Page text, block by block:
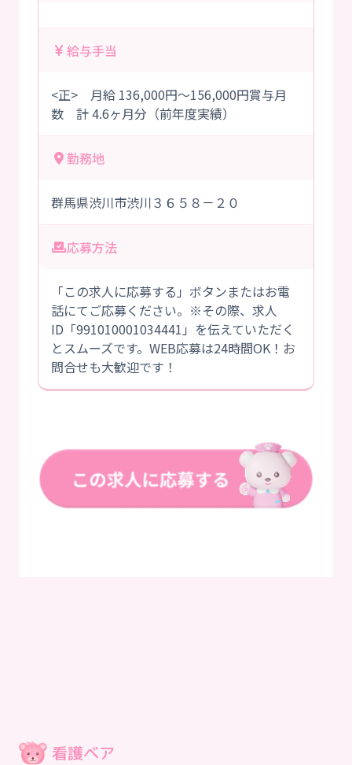
給与手当
<正> 月給 136,000円～156,000円賞与月
数 計 4.6ヶ月分（前年度実績）
勤務地
群馬県渋川市渋川３６５８－２０
応募方法
「この求人に応募する」ボタンまたはお電
話にてご応募ください。※その際、求人
ID「991010001034441」を伝えていただく
とスムーズです。WEB応募は24時間OK！お
問合せも大歓迎です！